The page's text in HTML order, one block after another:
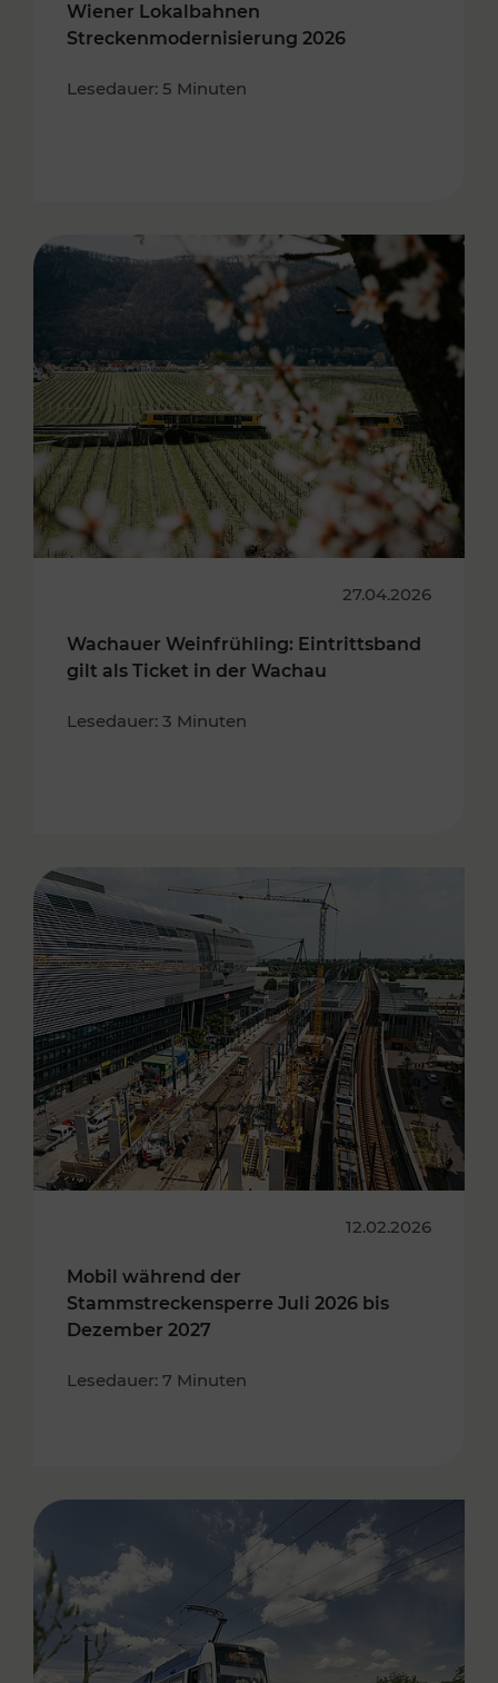
Wiener Lokalbahnen
Streckenmodernisierung 2026
Lesedauer: 5 Minuten
27.04.2026
Wachauer Weinfrühling: Eintrittsband
gilt als Ticket in der Wachau
Lesedauer: 3 Minuten
12.02.2026
Mobil während der
Stammstreckensperre Juli 2026 bis
Dezember 2027
Lesedauer: 7 Minuten